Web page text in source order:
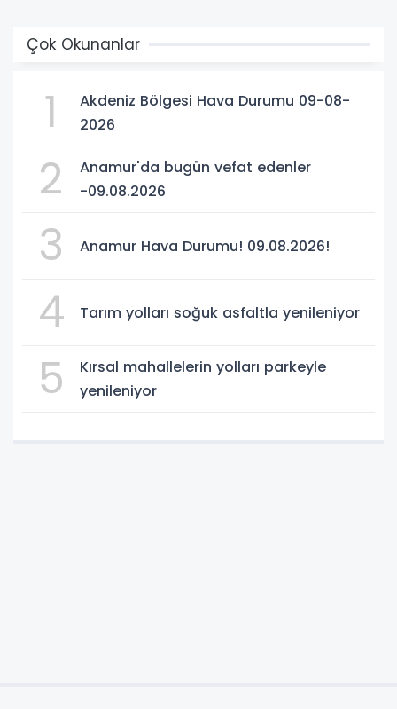
Çok Okunanlar
1
Akdeniz Bölgesi Hava Durumu 09-08-
2026
2
Anamur'da bugün vefat edenler
-09.08.2026
3 Anamur Hava Durumu! 09.08.2026!
4 Tarım yolları soğuk asfaltla yenileniyor
5
Kırsal mahallelerin yolları parkeyle
yenileniyor